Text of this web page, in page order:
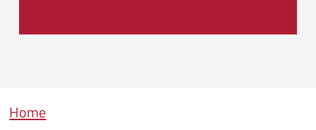
Briciole di pane
Home